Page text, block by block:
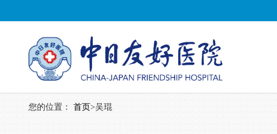
您的位置： 首页>吴琨